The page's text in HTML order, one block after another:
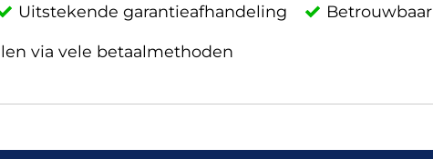
Uitstekende garantieafhandeling Betrouwbaar
via vele betaalmethoden